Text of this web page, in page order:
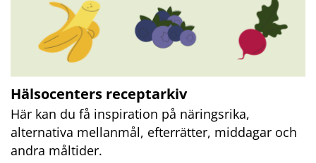
Hälsocenters receptarkiv
Här kan du få inspiration på näringsrika,
alternativa mellanmål, efterrätter, middagar och
andra måltider.